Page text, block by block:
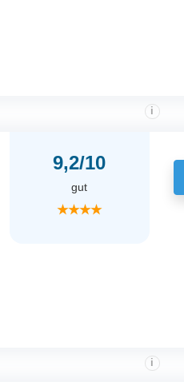
9,2/10
i
gut
★★★★
i